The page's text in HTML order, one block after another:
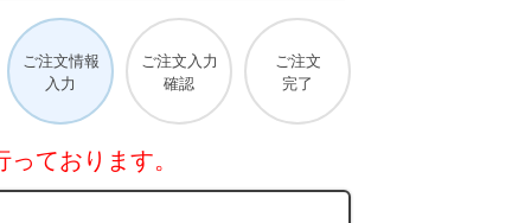
ご注文情報
入力
ご注文入力
確認
ご注文
完了
ております。